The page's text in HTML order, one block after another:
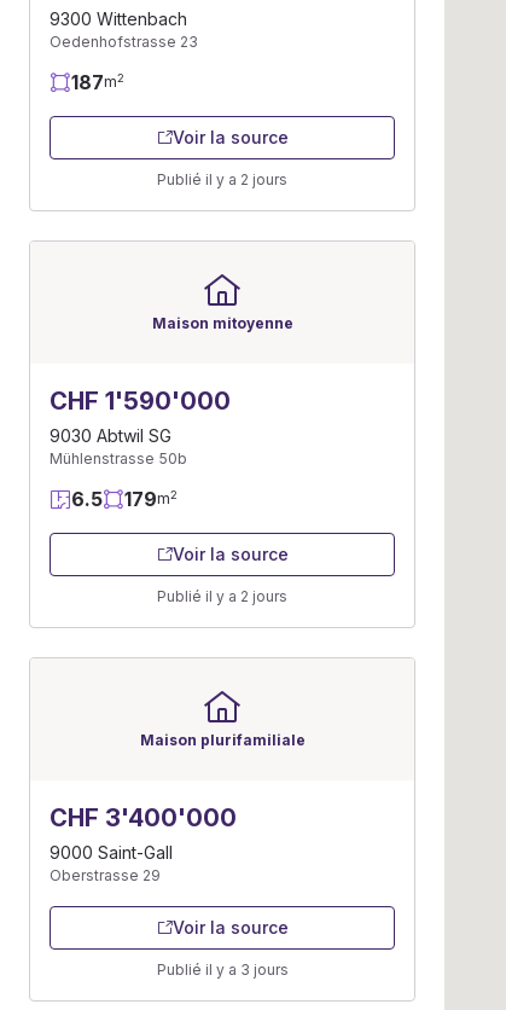
9300 Wittenbach
Oedenhofstrasse 23
187m2
Voir la source
Publié il y a 2 jours
Maison mitoyenne
CHF 1'590'000
9030 Abtwil SG
Mühlenstrasse 50b
6.5 179m2
Voir la source
Publié il y a 2 jours
Maison plurifamiliale
CHF 3'400'000
9000 Saint-Gall
Oberstrasse 29
Voir la source
Publié il y a 3 jours